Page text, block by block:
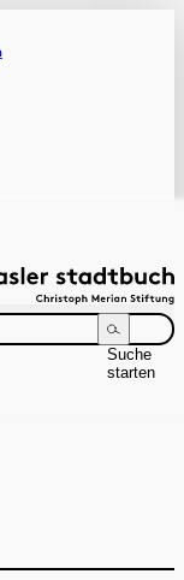
Suche
starten